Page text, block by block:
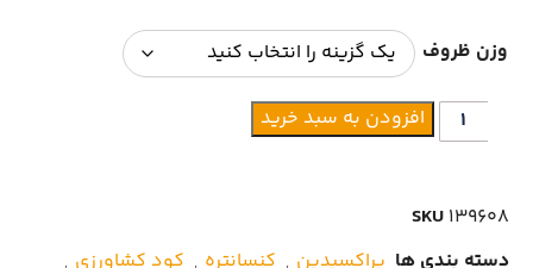
وزن ظروف
افزودن به سبد خرید
SKU 139608
دسته بندی ها پراکسیدین , کنسانتره , کود کشاورزی ,